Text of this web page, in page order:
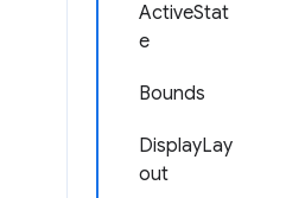
ActiveStat
e
Bounds
DisplayLay
out